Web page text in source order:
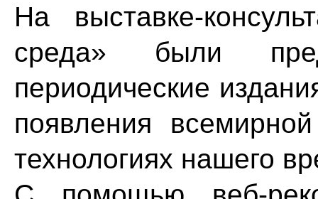
На выставке-
среда» были
периодические
появления
технологиях нашего